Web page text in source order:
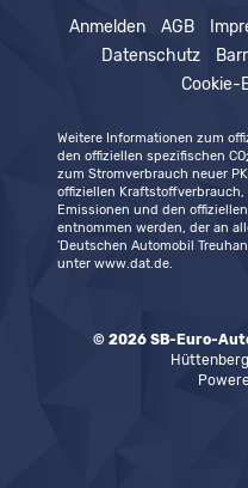
Anmelden AGB
Datenschutz
Cookie-
Weitere Informationen zum
den offiziellen spezifischen CO
zum Stromverbrauch neuer
offiziellen Kraftstoffverbrauch,
Emissionen und den
entnommen werden, der an
'Deutschen Automobil
unter www.dat.de.
© 2026 SB-Euro-